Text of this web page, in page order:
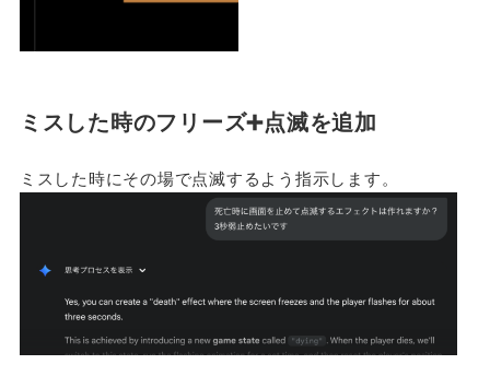
ミスした時のフリーズ➕点滅を追加
ミスした時にその場で点滅するよう指示します。